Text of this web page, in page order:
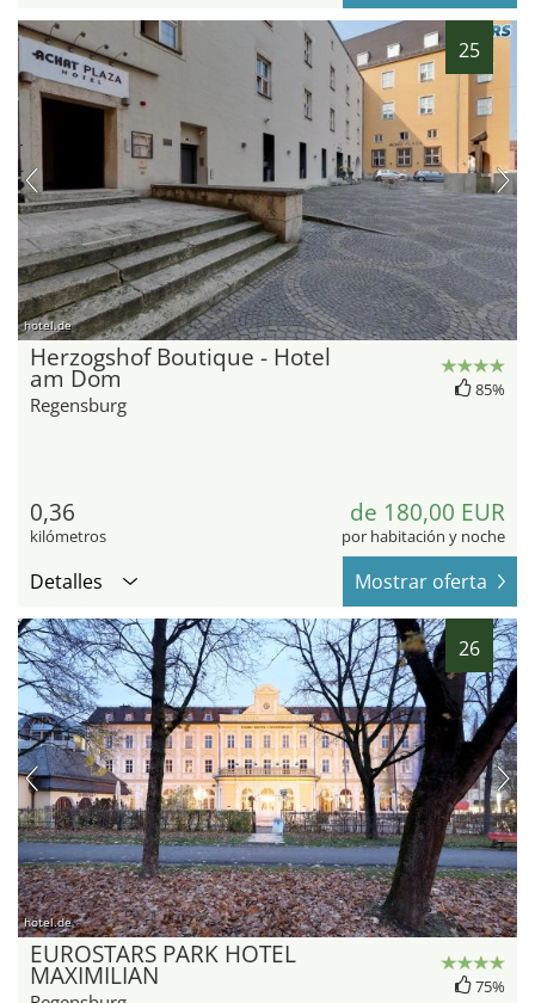
25
hotel.de
Herzogshof Boutique - Hotel
am Dom
Regensburg
85%
0,36
kilómetros
de 180,00 EUR
por habitación y noche
Detalles Mostrar oferta
26
hotel.de
EUROSTARS PARK HOTEL
MAXIMILIAN 75%